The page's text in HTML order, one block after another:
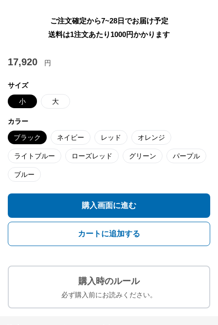
ご注文確定から7~28日でお届け予定
送料は1注文あたり 1000円かかります
17,920 円
サイズ
小 大
カラー
ブラック ネイビー レッド オレンジ
ライトブルー ローズレッド グリーン パープル
ブルー
購入画面に進む
カートに追加する
購入時のルール
必ず購入前にお読みください。